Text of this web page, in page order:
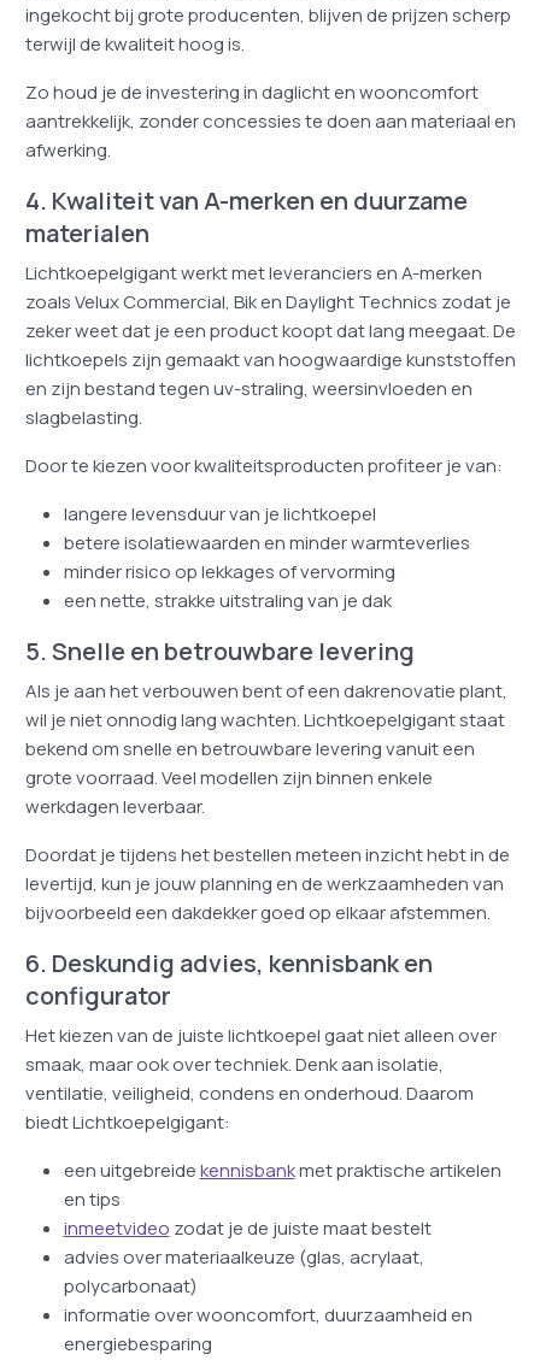
ingekocht bij grote producenten, blijven de prijzen scherp
terwijl de kwaliteit hoog is.
Zo houd je de investering in daglicht en wooncomfort
aantrekkelijk, zonder concessies te doen aan materiaal en
afwerking.
4. Kwaliteit van A-merken en duurzame
materialen
Lichtkoepelgigant werkt met leveranciers en A-merken
zoals Velux Commercial, Bik en Daylight Technics zodat je
zeker weet dat je een product koopt dat lang meegaat. De
lichtkoepels zijn gemaakt van hoogwaardige kunststoffen
en zijn bestand tegen uv-straling, weersinvloeden en
slagbelasting.
Door te kiezen voor kwaliteitsproducten profiteer je van:
langere levensduur van je lichtkoepel
betere isolatiewaarden en minder warmteverlies
minder risico op lekkages of vervorming
een nette, strakke uitstraling van je dak
5. Snelle en betrouwbare levering
Als je aan het verbouwen bent of een dakrenovatie plant,
wil je niet onnodig lang wachten. Lichtkoepelgigant staat
bekend om snelle en betrouwbare levering vanuit een
grote voorraad. Veel modellen zijn binnen enkele
werkdagen leverbaar.
Doordat je tijdens het bestellen meteen inzicht hebt in de
levertijd, kun je jouw planning en de werkzaamheden van
bijvoorbeeld een dakdekker goed op elkaar afstemmen.
6. Deskundig advies, kennisbank en
configurator
Het kiezen van de juiste lichtkoepel gaat niet alleen over
smaak, maar ook over techniek. Denk aan isolatie,
ventilatie, veiligheid, condens en onderhoud. Daarom
biedt Lichtkoepelgigant:
een uitgebreidekennisbankmet praktische artikelen
en tips
inmeetvideo zodat je de juiste maat bestelt
advies over materiaalkeuze (glas, acrylaat,
polycarbonaat)
informatie over wooncomfort, duurzaamheid en
energiebesparing